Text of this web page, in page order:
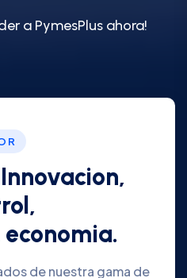
a PymesPlus ahora!
de nuestra gama de